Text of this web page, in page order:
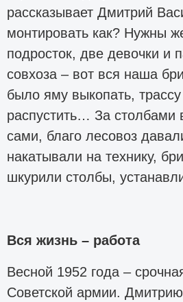
рассказывает Дмитрий
монтировать как? Нужны
подросток, две девочки и
совхоза – вот вся наша
было яму выкопать,
распустить… За столбами
сами, благо лесовоз
накатывали на технику,
шкурили столбы,
Вся жизнь – работа
Весной 1952 года –
Советской армии.